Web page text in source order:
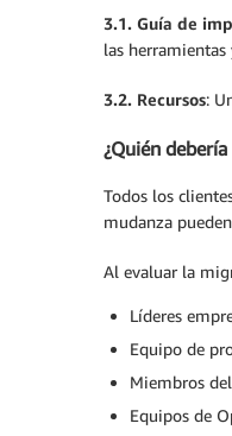
3.1. Guía de
las herramientas
3.2. Recursos:
¿Quién
Todos los
mudanza
Al evaluar la
Líderes
Equipo de
Miembros
Equipos de